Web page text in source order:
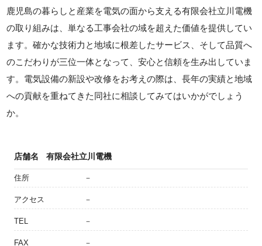
鹿児島の暮らしと産業を電気の面から支える有限会社立川電機
の取り組みは、単なる工事会社の域を超えた価値を提供してい
ます。確かな技術力と地域に根差したサービス、そして品質へ
のこだわりが三位一体となって、安心と信頼を生み出していま
す。電気設備の新設や改修をお考えの際は、長年の実績と地域
への貢献を重ねてきた同社に相談してみてはいかがでしょう
か。
店舗名 有限会社立川電機
住所 －
アクセス －
TEL －
FAX －